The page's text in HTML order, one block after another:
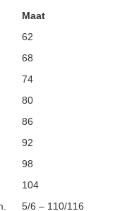
Maat
62
68
74
80
86
92
98
104
5/6 – 110/116